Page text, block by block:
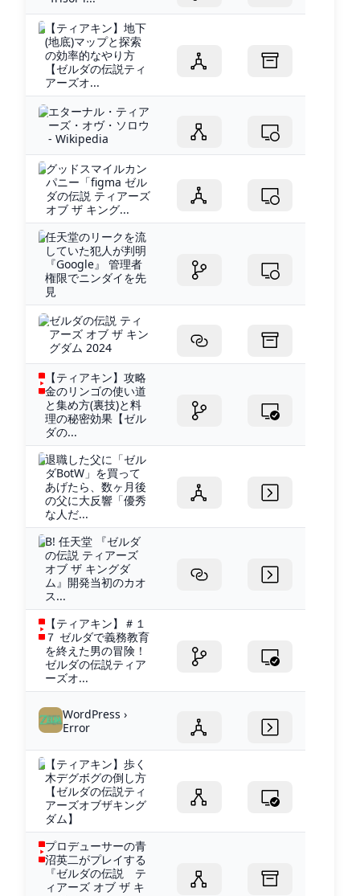
【ティアキン】地下
(地底)マップと探索
の効率的なやり方
【ゼルダの伝説ティ
アーズオ...
エターナル・ティア
ーズ・オヴ・ソロウ
- Wikipedia
グッドスマイルカン
パニー「figma ゼル
ダの伝説 ティアーズ
オブ ザ キング...
任天堂のリークを流
していた犯人が判明
『Google』 管理者
権限でニンダイを先
見
ゼルダの伝説 ティ
アーズ オブ ザ キン
グダム 2024
【ティアキン】攻略
金のリンゴの使い道
と集め方(裏技)と料
理の秘密効果【ゼル
ダの...
退職した父に「ゼル
ダBotW」を買って
あげたら、数ヶ月後
の父に大反響「優秀
な人だ...
B! 任天堂 『ゼルダ
の伝説 ティアーズ
オブ ザ キングダ
ム』開発当初のカオ
ス...
【ティアキン】＃１
７ ゼルダで義務教育
を終えた男の冒険！
ゼルダの伝説ティア
ーズオ...
WordPress ›
Error
【ティアキン】歩く
木デグボグの倒し方
【ゼルダの伝説ティ
アーズオブザキング
ダム】
プロデューサーの青
沼英二がプレイする
『ゼルダの伝説 テ
ィアーズ オブ ザ キ